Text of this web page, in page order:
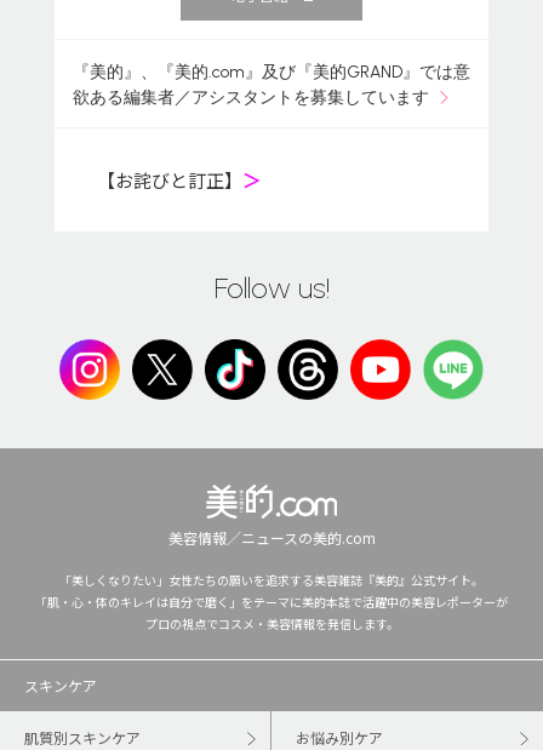
『美的』、『美的.com』及び『美的GRAND』では意
欲ある編集者／アシスタントを募集しています
【お詫びと訂正】 ＞
Follow us!
美容情報／ニュースの美的.com
「美しくなりたい」女性たちの願いを追求する美容雑誌『美的』公式サイト。
「肌・心・体のキレイは自分で磨く」をテーマに美的本誌で活躍中の美容レポーターが
プロの視点でコスメ・美容情報を発信します。
スキンケア
肌質別スキンケア お悩み別ケア